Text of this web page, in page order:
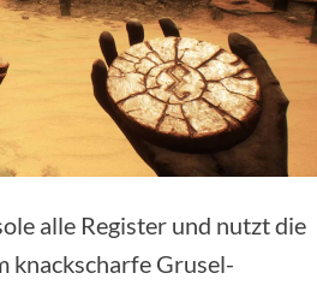
alle Register und nutzt die
knackscharfe Grusel-